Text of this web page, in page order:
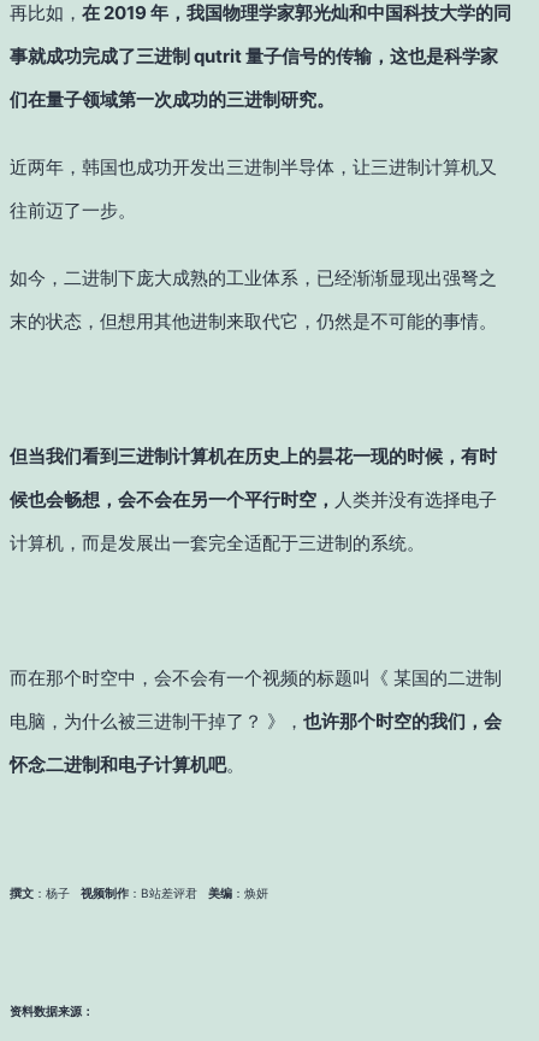
再比如， 在 2019 年，我国物理学家郭光灿和中国科技大学的同
事就成功完成了三进制 qutrit 量子信号的传输，这也是科学家
们在量子领域第一次成功的三进制研究。
近两年，韩国也成功开发出三进制半导体，让三进制计算机又
往前迈了一步。
如今，二进制下庞大成熟的工业体系，已经渐渐显现出强弩之
末的状态，但想用其他进制来取代它，仍然是不可能的事情。
但当我们看到三进制计算机在历史上的昙花一现的时候，有时
候也会畅想，会不会在另一个平行时空， 人类并没有选择电子
计算机，而是发展出一套完全适配于三进制的系统。
而在那个时空中，会不会有一个视频的标题叫《 某国的二进制
电脑，为什么被三进制干掉了？ 》， 也许那个时空的我们，会
怀念二进制和电子计算机吧。
撰文 ：杨子 视频制作 ：B站差评君 美编 ：焕妍
资料数据来源：